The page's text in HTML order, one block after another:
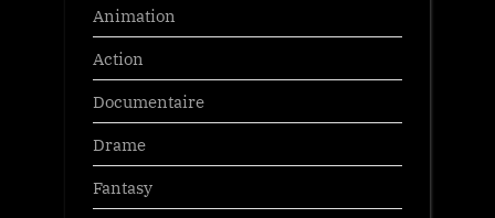
Animation
Action
Documentaire
Drame
Fantasy